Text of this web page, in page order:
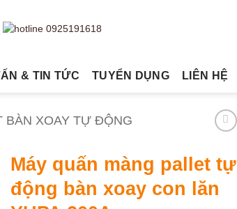
& TIN TỨC TUYỂN DỤNG LIÊN HỆ
BÀN XOAY TỰ ĐỘNG
Máy quấn màng pallet tự
động bàn xoay con lăn